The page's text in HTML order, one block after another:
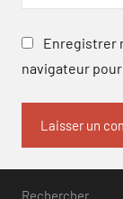
Enregistrer
navigateur
Rechercher